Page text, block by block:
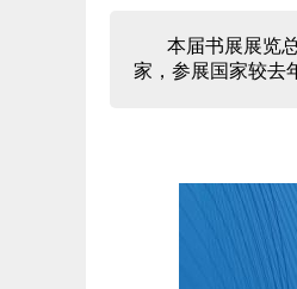
本届书展展览
家，参展国家较去